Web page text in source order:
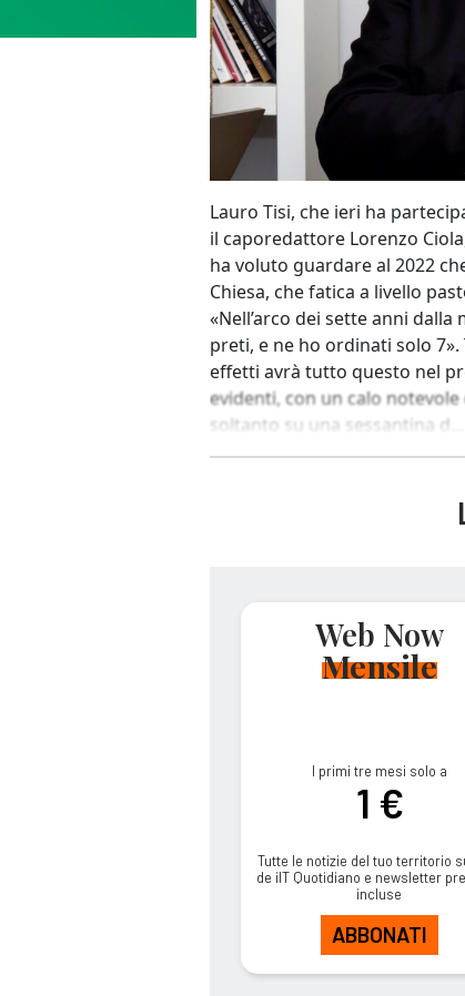
Lauro Tisi, che ieri ha
il caporedattore Lorenzo
ha voluto guardare al 2022
Chiesa, che fatica a livello
«Nell’arco dei sette anni
preti, e ne ho ordinati solo
effetti avrà tutto questo nel
evidenti, con un calo
soltanto su una sessantina d...
Web Now
Mensile
I primi tre mesi solo a
1 €
Tutte le notizie del tuo territorio
de ilT Quotidiano e newsletter
incluse
ABBONATI